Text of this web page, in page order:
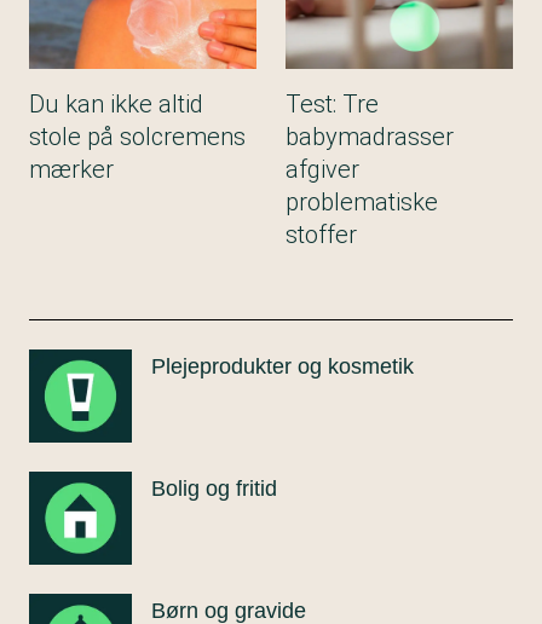
Du kan ikke altid
stole på solcremens
mærker
Test: Tre
babymadrasser
afgiver
problematiske
stoffer
Plejeprodukter og kosmetik
Bolig og fritid
Børn og gravide